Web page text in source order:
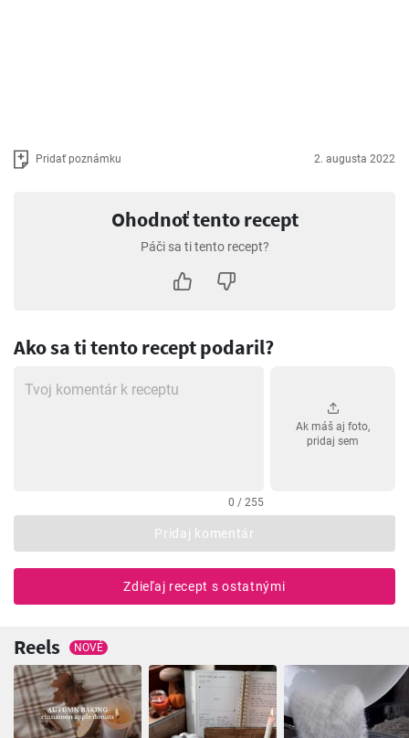
Pridať poznámku 2. augusta 2022
Ohodnoť tento recept
Páči sa ti tento recept?
Ako sa ti tento recept podaril?
0 / 255
Ak máš aj foto,
pridaj sem
Pridaj komentár
Zdieľaj recept s ostatnými
Reels NOVÉ